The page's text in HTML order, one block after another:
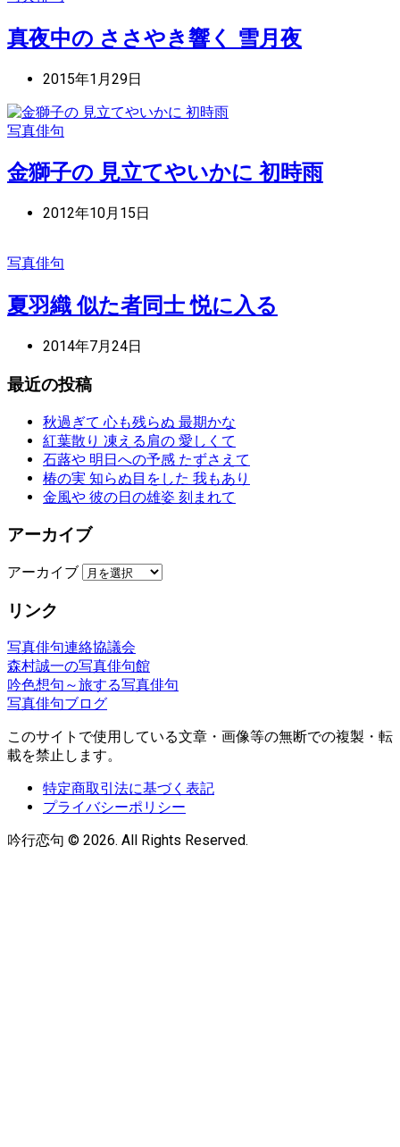
真夜中の ささやき響く 雪月夜
2015年1月29日
写真俳句
金獅子の 見立てやいかに 初時雨
2012年10月15日
写真俳句
夏羽織 似た者同士 悦に入る
2014年7月24日
最近の投稿
秋過ぎて 心も残らぬ 最期かな
紅葉散り 凍える肩の 愛しくて
石蕗や 明日への予感 たずさえて
椿の実 知らぬ目をした 我もあり
金風や 彼の日の雄姿 刻まれて
アーカイブ
アーカイブ
リンク
写真俳句連絡協議会
森村誠一の写真俳句館
吟色想句～旅する写真俳句
写真俳句ブログ
このサイトで使用している文章・画像等の無断での複製・転
載を禁止します。
特定商取引法に基づく表記
プライバシーポリシー
吟行恋句 © 2026. All Rights Reserved.